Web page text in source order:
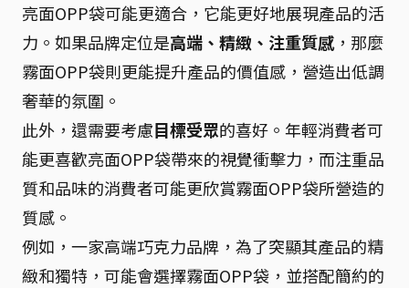
亮面OPP袋可能更適合，它能更好地展現產品的活
力。如果品牌定位是高端、精緻、注重質感，那麼
霧面OPP袋則更能提升產品的價值感，營造出低調
奢華的氛圍。
此外，還需要考慮目標受眾的喜好。年輕消費者可
能更喜歡亮面OPP袋帶來的視覺衝擊力，而注重品
質和品味的消費者可能更欣賞霧面OPP袋所營造的
質感。
例如，一家高端巧克力品牌，為了突顯其產品的精
緻和獨特，可能會選擇霧面OPP袋，並搭配簡約的